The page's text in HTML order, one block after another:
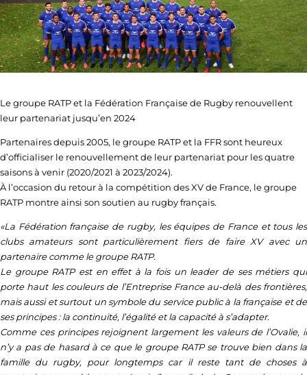
Le groupe RATP et la Fédération Française de Rugby renouvellent
leur partenariat jusqu’en 2024
Partenaires depuis 2005, le groupe RATP et la FFR sont heureux
d’officialiser le renouvellement de leur partenariat pour les quatre
saisons à venir (2020/2021 à 2023/2024).
À l’occasion du retour à la compétition des XV de France, le groupe
RATP montre ainsi son soutien au rugby français.
«La Fédération française de rugby, les équipes de France et tous les
clubs amateurs sont particulièrement fiers de faire XV avec un
partenaire comme le groupe RATP.
Le groupe RATP est en effet à la fois un leader de ses métiers qui
porte haut les couleurs de l’Entreprise France au-delà des frontières,
mais aussi et surtout un symbole du service public à la française et de
ses principes : la continuité, l’égalité et la capacité à s’adapter.
Comme ces principes rejoignent largement les valeurs de l’Ovalie, il
n’y a pas de hasard à ce que le groupe RATP se trouve bien dans la
famille du rugby, pour longtemps car il reste tant de choses à